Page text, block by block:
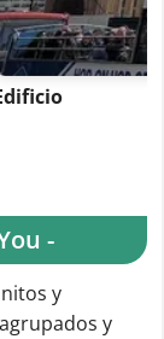
-
y
y